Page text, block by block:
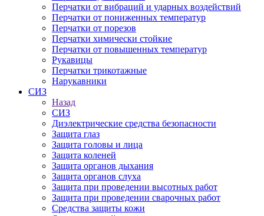
Перчатки от вибраций и ударных воздействий
Перчатки от пониженных температур
Перчатки от порезов
Перчатки химически стойкие
Перчатки от повышенных температур
Рукавицы
Перчатки трикотажные
Нарукавники
СИЗ
Назад
СИЗ
Диэлектрические средства безопасности
Защита глаз
Защита головы и лица
Защита коленей
Защита органов дыхания
Защита органов слуха
Защита при проведении высотных работ
Защита при проведении сварочных работ
Средства защиты кожи